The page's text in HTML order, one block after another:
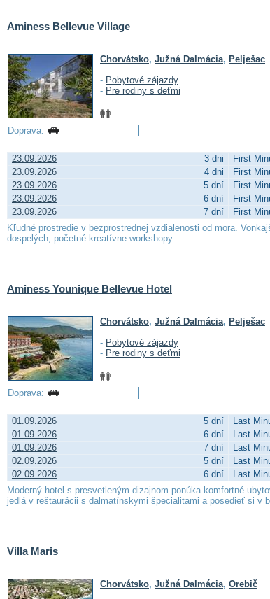
Aminess Bellevue Village
Chorvátsko, Južná Dalmácia, Pelješac
- Pobytové zájazdy
- Pre rodiny s deťmi
Doprava:
23.09.2026 3 dni First
23.09.2026
4 dni First
23.09.2026
5 dní First
23.09.2026
6 dní First
23.09.2026
7 dní First
Kľudné prostredie v bezprostrednej vzdialenosti od mora.
dospelých, početné kreatívne workshopy.
Aminess Younique Bellevue Hotel
Chorvátsko, Južná Dalmácia, Pelješac
- Pobytové zájazdy
- Pre rodiny s deťmi
Doprava:
01.09.2026 5 dní Last
01.09.2026
6 dní Last
01.09.2026
7 dní Last
02.09.2026
5 dní Last
02.09.2026
6 dní Last
Moderný hotel s presvetleným dizajnom ponúka komfortné
jedlá v reštaurácii s dalmatínskymi špecialitami a posedieť si v
Villa Maris
Chorvátsko, Južná Dalmácia, Orebič